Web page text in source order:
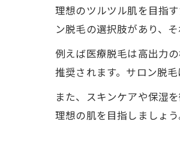
理想のツルツル肌を目指
ン脱毛の選択肢があり、
例えば医療脱毛は高出力
推奨されます。サロン脱
また、スキンケアや保湿
理想の肌を目指しましょう